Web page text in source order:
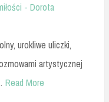
- Dorota
urokliwe uliczki,
artystycznej
Read More